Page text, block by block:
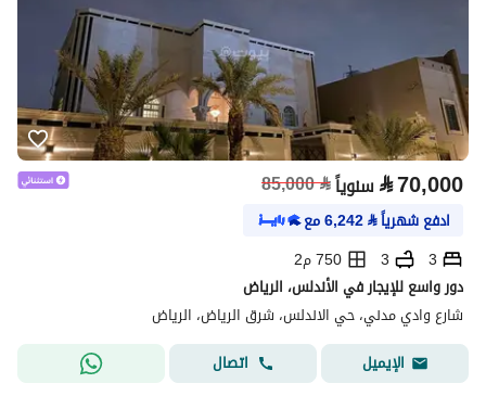
⃁70,000 سنوياً⃁
85,000
ادفع شهرياً⃁
6,242مع
3
3
750 م2
دور واسع للإيجار في الأندلس، الرياض
شارع وادي مدني، حي الاندلس، شرق الرياض، الرياض
الإيميل
اتصال